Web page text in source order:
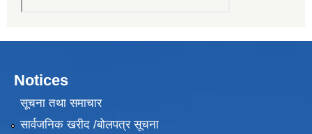
Notices
सूचना तथा समाचार
सार्वजनिक खरीद /बोलपत्र सूचना